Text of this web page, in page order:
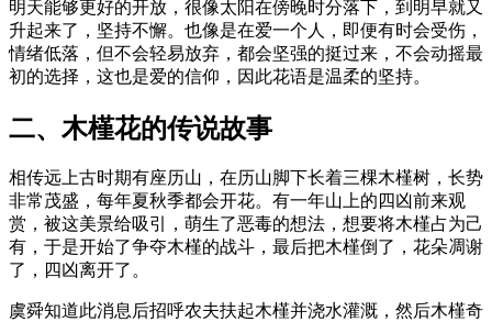
明天能够更好的开放，很像太阳在傍晚时分落下，到明早就又
升起来了，坚持不懈。也像是在爱一个人，即便有时会受伤，
情绪低落，但不会轻易放弃，都会坚强的挺过来，不会动摇最
初的选择，这也是爱的信仰，因此花语是温柔的坚持。
二、木槿花的传说故事
相传远上古时期有座历山，在历山脚下长着三棵木槿树，长势
非常茂盛，每年夏秋季都会开花。有一年山上的四凶前来观
赏，被这美景给吸引，萌生了恶毒的想法，想要将木槿占为己
有，于是开始了争夺木槿的战斗，最后把木槿倒了，花朵凋谢
了，四凶离开了。
虞舜知道此消息后招呼农夫扶起木槿并浇水灌溉，然后木槿奇